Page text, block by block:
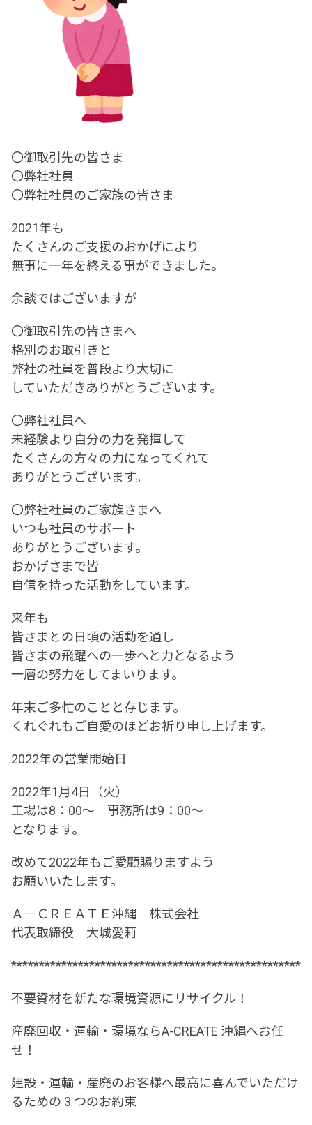
〇御取引先の皆さま
〇弊社社員
〇弊社社員のご家族の皆さま
2021年も
たくさんのご支援のおかげにより
無事に一年を終える事ができました。
余談ではございますが
〇御取引先の皆さまへ
格別のお取引きと
弊社の社員を普段より大切に
していただきありがとうございます。
〇弊社社員へ
未経験より自分の力を発揮して
たくさんの方々の力になってくれて
ありがとうございます。
〇弊社社員のご家族さまへ
いつも社員のサポート
ありがとうございます。
おかげさまで皆
自信を持った活動をしています。
来年も
皆さまとの日頃の活動を通し
皆さまの飛躍への一歩へと力となるよう
一層の努力をしてまいります。
年末ご多忙のことと存じます。
くれぐれもご自愛のほどお祈り申し上げます。
2022年の営業開始日
2022年1月4日（火）
工場は8：00～ 事務所は9：00～
となります。
改めて2022年もご愛顧賜りますよう
お願いいたします。
Ａ－ＣＲＥＡＴＥ沖縄 株式会社
代表取締役 大城愛莉
不要資材を新たな環境資源にリサイクル！
産廃回収・運輸・環境ならA-CREATE 沖縄へお任
せ！
建設・運輸・産廃のお客様へ最高に喜んでいただけ
るための 3 つのお約束